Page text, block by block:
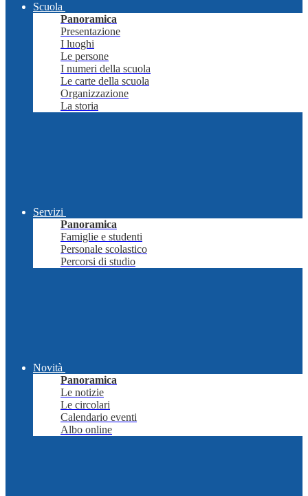
Scuola
Panoramica
Presentazione
I luoghi
Le persone
I numeri della scuola
Le carte della scuola
Organizzazione
La storia
Servizi
Panoramica
Famiglie e studenti
Personale scolastico
Percorsi di studio
Novità
Panoramica
Le notizie
Le circolari
Calendario eventi
Albo online